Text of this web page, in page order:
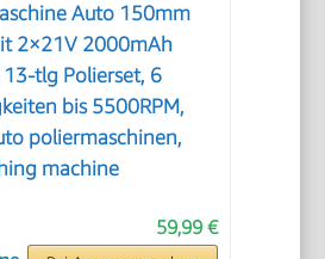
Auto 150mm
2×21V 2000mAh
tlg Polierset, 6
bis 5500RPM,
poliermaschinen,
machine
59,99 €